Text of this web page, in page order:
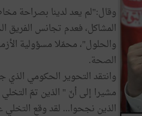
وقال:"لم يعد لدينا بصراحة
المشاكل، فعدم تجانس الفريق
والحلول"، محمّلا مسؤولية
الصحة.
وانتقد التحوير الحكومي الذي
مشيرا إلى أنّ " الذين تمّ
الذين نجحوا... لقد وقع التخلي